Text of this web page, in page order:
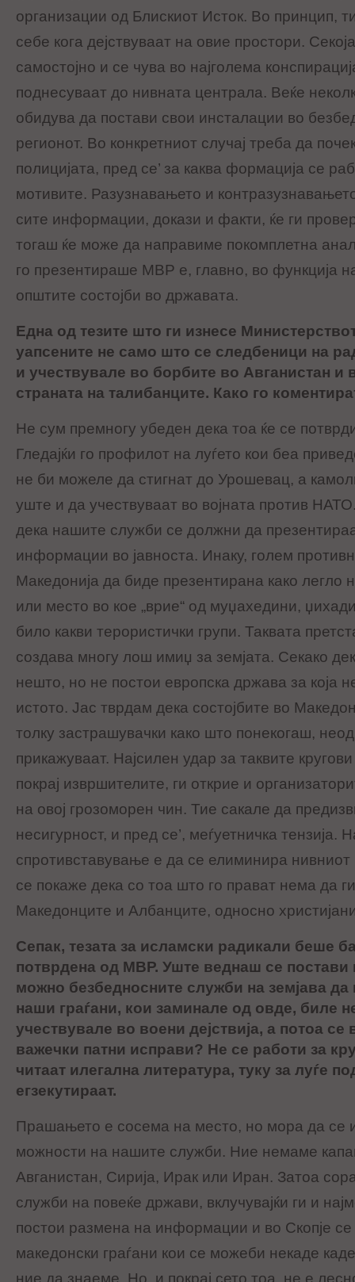
организации од Блискиот Исток. Во принцип,
себе кога дејствуваат на овие простори.
самостојно и се чува во најголема
поднесуваат до нивната централа. Веќе
обидува да постави свои инсталации во
регионот. Во конкретниот случај треба да
полицијата, пред се’ за каква формација се
мотивите. Разузнавањето и
сите информации, докази и факти, ќе ги
тогаш ќе може да направиме покомплетна
го презентираше МВР е, главно, во функција
општите состојби во државата.
Една од тезите што ги изнесе
уапсените не само што се следбеници на
и учествувале во борбите во Авганистан и
страната на талибанците. Како го
Не сум премногу убеден дека тоа ќе се
Гледајќи го профилот на луѓето кои беа
не би можеле да стигнат до Урошевац, а
уште и да учествуваат во војната против
дека нашите служби се должни да
информации во јавноста. Инаку, голем
Македонија да биде презентирана како легло
или место во кое „врие“ од муџахедини,
било какви терористички групи. Таквата
создава многу лош имиџ за земјата. Секако
нешто, но не постои европска држава за која
истото. Јас тврдам дека состојбите во
толку застрашувачки како што понекогаш,
прикажуваат. Најсилен удар за таквите
покрај извршителите, ги открие и
на овој грозоморен чин. Тие сакале да
несигурност, и пред се’, меѓуетничка тензија.
спротивставување е да се елиминира
се покаже дека со тоа што го прават нема да
Македонците и Албанците, односно
Сепак, тезата за исламски радикали беше
потврдена од МВР. Уште веднаш се
можно безбедносните служби на земјава да
наши граѓани, кои заминале од овде, биле
учествувале во воени дејствија, а потоа се
важечки патни исправи? Не се работи за
читаат илегална литература, туку за луѓе
егзекутираат.
Прашањето е сосема на место, но мора да се
можности на нашите служби. Ние немаме
Авганистан, Сирија, Ирак или Иран. Затоа
служби на повеќе држави, вклучувајќи ги и
постои размена на информации и во Скопје
македонски граѓани кои се можеби некаде
ние да знаеме. Но, и покрај сето тоа, не е